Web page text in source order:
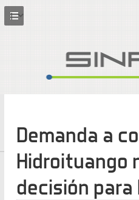
Demanda a
Hidroituango
decisión para